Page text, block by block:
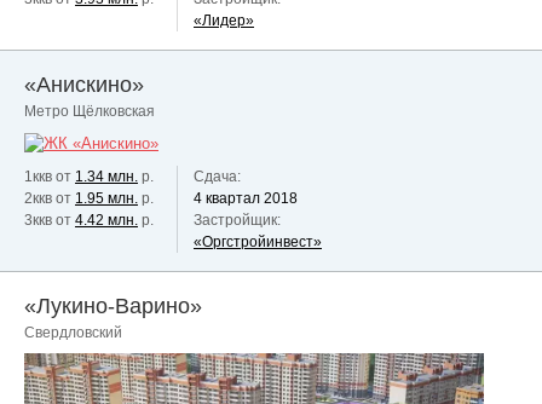
«Лидер»
«Анискино»
Метро Щёлковская
1ккв от 1.34 млн. р.
2ккв от 1.95 млн. р.
3ккв от 4.42 млн. р.
Сдача:
4 квартал 2018
Застройщик:
«Оргстройинвест»
«Лукино-Варино»
Свердловский